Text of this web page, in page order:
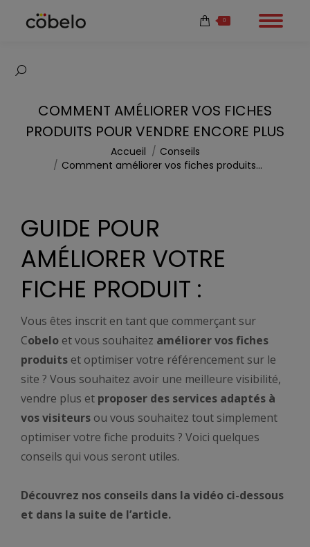
Recherche
0
COMMENT AMÉLIORER VOS FICHES
PRODUITS POUR VENDRE ENCORE PLUS
Accueil
Conseils
Comment améliorer vos fiches produits…
GUIDE POUR
AMÉLIORER VOTRE
FICHE PRODUIT :
Vous êtes inscrit en tant que commerçant sur
Cobelo et vous souhaitez améliorer vos fiches
produits et optimiser votre référencement sur le
site ? Vous souhaitez avoir une meilleure visibilité,
vendre plus et proposer des services adaptés à
vos visiteurs ou vous souhaitez tout simplement
optimiser votre fiche produits ? Voici quelques
conseils qui vous seront utiles.
Découvrez nos conseils dans la vidéo ci-dessous
et dans la suite de l’article.